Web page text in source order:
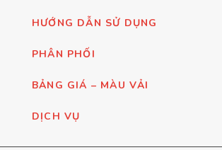
HƯỚNG DẪN SỬ DỤNG
PHÂN PHỐI
BẢNG GIÁ – MÀU VẢI
DỊCH VỤ